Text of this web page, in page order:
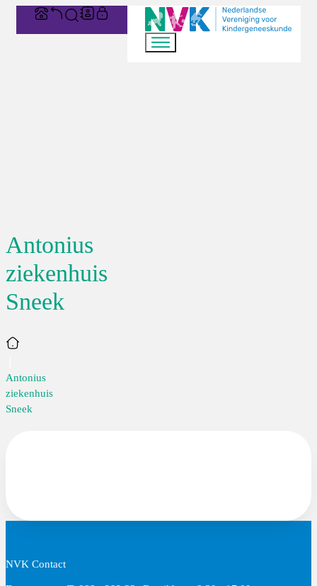
Antonius
ziekenhuis
Sneek
Home
Antonius
ziekenhuis
Sneek
NVK Contact